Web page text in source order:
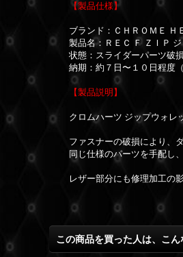
【製品仕様】
ブランド： ＣＨＲＯＭＥ Ｈ
製品名：ＲＥＣ Ｆ ＺＩＰ
状態：スライダーパーツ破
納期：約７日〜１０日程度
【製品説明】
クロムハーツ ジップウォレ
ファスナーの破損により、
同じ仕様のパーツを手配し
レザー部分にも修理加工の
この商品を買った人は、こ